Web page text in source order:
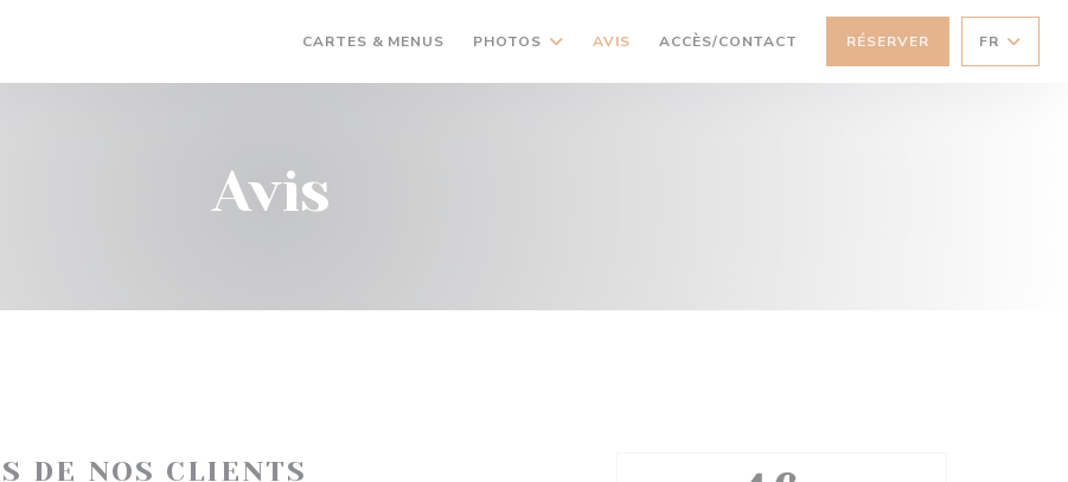
CARTES & MENUS PHOTOS AVIS ACCÈS/CONTACT RÉSERVER FR
Avis
DE NOS CLIENTS